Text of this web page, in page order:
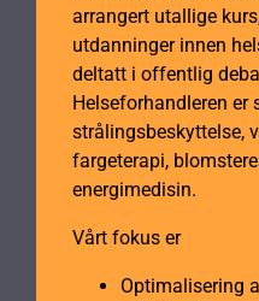
arrangert utallige
utdanninger innen
deltatt i offentlig
Helseforhandleren er
strålingsbeskyttelse,
fargeterapi,
energimedisin.
Vårt fokus er
Optimalisering